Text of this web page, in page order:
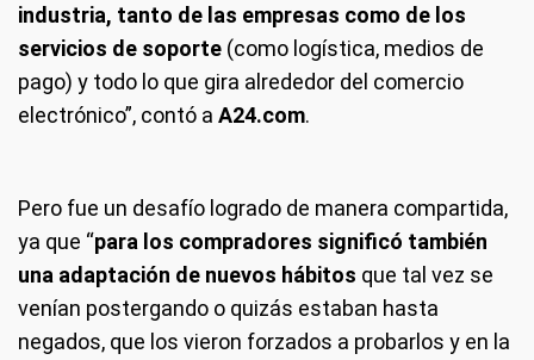
industria, tanto de las empresas como de los
servicios de soporte (como logística, medios de
pago) y todo lo que gira alrededor del comercio
electrónico”, contó a A24.com.
Pero fue un desafío logrado de manera compartida,
ya que “para los compradores significó también
una adaptación de nuevos hábitos que tal vez se
venían postergando o quizás estaban hasta
negados, que los vieron forzados a probarlos y en la